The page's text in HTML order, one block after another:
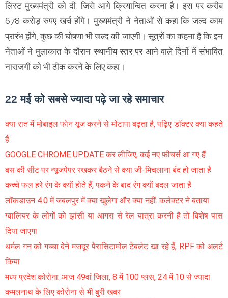
लिस्ट मुख्यमंत्री को दी, जिसे आगे क्रियान्वित करना है। इस पर करीब
678 करोड़ रुपए खर्च होंगे। मुख्यमंत्री ने नेताओं से कहा कि जल्द काम
प्रारंभ होंगे, कुछ की घोषणा भी जल्द की जाएगी। सूत्रों का कहना है कि इन
नेताओं ने मुलाकात के दौरान स्थानीय स्तर पर आने वाले दिनों में संभावित
नाराजगी को भी ठीक करने के लिए कहा।
22 मई को सबसे ज्यादा पढ़े जा रहे समाचार
क्या रात में मोबाइल फोन यूज करने से मोटापा बढ़ता है, पढ़िए डॉक्टर क्या कहते
हैं
GOOGLE CHROME UPDATE कर लीजिए, कई नए फीचर्स आ गए हैं
बस की सीट पर न्यूजपेपर रखकर बैठने से क्या जी-मिचलाना बंद हो जाता है
कच्चे फल हरे रंग के क्यों होते हैं, पकने के बाद रंग क्यों बदल जाता है
लॉकडाउन 4.0 में जबलपुर में क्या खुलेगा और क्या नहीं: कलेक्टर ने बताया
ग्वालियर के लोगों को झांसी या आगरा से रेल यात्रा करनी है तो विशेष पास
दिया जाएगा
थर्मल गन को गच्चा देने मजदूर पैरासिटामोल टेबलेट खा रहे हैं, RPF को अलर्ट
किया
मध्य प्रदेश कोरोना: आज 49वां जिला, 8 में 100 प्लस, 24 में 10 से ज्यादा
कमलनाथ के लिए कोरोना से भी बुरी खबर